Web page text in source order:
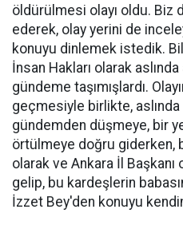
öldürülmesi olayı oldu. Biz
ederek, olay yerini de
konuyu dinlemek istedik.
İnsan Hakları olarak
gündeme taşımışlardı.
geçmesiyle birlikte,
gündemden düşmeye, bir
örtülmeye doğru giderken,
olarak ve Ankara İl
gelip, bu kardeşlerin
İzzet Bey'den konuyu